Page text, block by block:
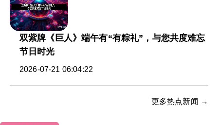
双紫牌《巨人》端午有“有粽礼”，与您共度难忘
节日时光
2026-07-21 06:04:22
更多热点新闻 →